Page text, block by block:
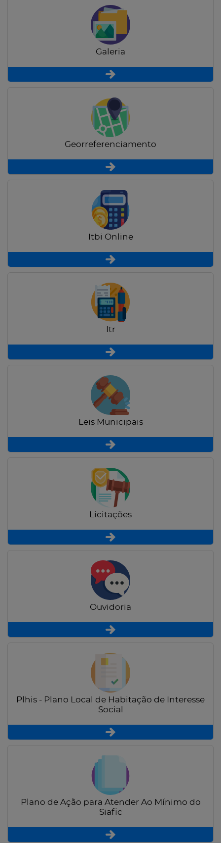
Galeria
Georreferenciamento
Itbi Online
Itr
Leis Municipais
Licitações
Ouvidoria
Plhis - Plano Local de Habitação de Interesse
Social
Plano de Ação para Atender Ao Mínimo do
Siafic